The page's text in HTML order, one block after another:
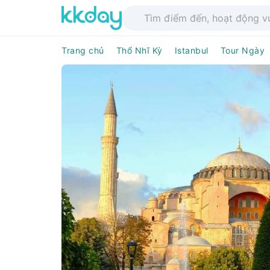
Trang chủ Thổ Nhĩ Kỳ Istanbul Tour Ngày